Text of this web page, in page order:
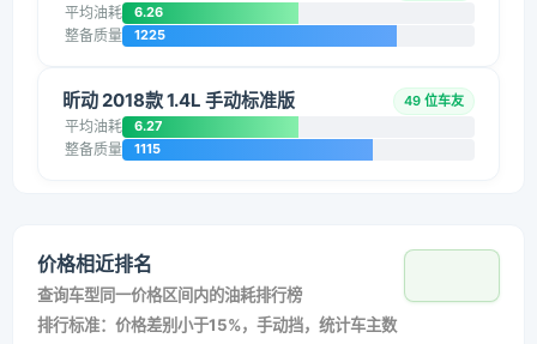
平均油耗 6.26
整备质量 1225
昕动 2018款 1.4L 手动标准版 49 位车友
平均油耗 6.27
整备质量 1115
价格相近排名
查询车型同一价格区间内的油耗排行榜
排行标准：价格差别小于15%，手动挡，统计车主数